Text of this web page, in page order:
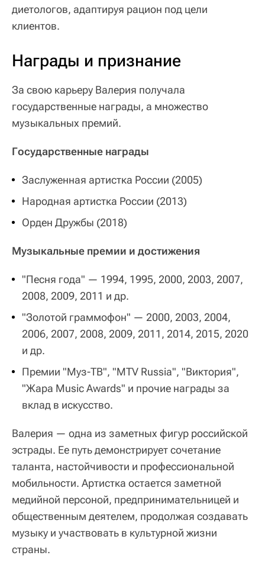
диетологов, адаптируя рацион под цели
клиентов.
Награды и признание
За свою карьеру Валерия получала
государственные награды, а множество
музыкальных премий.
Государственные награды
Заслуженная артистка России (2005)
Народная артистка России (2013)
Орден Дружбы (2018)
Музыкальные премии и достижения
"Песня года" — 1994, 1995, 2000, 2003, 2007,
2008, 2009, 2011 и др.
"Золотой граммофон" — 2000, 2003, 2004,
2006, 2007, 2008, 2009, 2011, 2014, 2015, 2020
и др.
Премии "Муз-ТВ", "MTV Russia", "Виктория",
"Жара Music Awards" и прочие награды за
вклад в искусство.
Валерия — одна из заметных фигур российской
эстрады. Ее путь демонстрирует сочетание
таланта, настойчивости и профессиональной
мобильности. Артистка остается заметной
медийной персоной, предпринимательницей и
общественным деятелем, продолжая создавать
музыку и участвовать в культурной жизни
страны.